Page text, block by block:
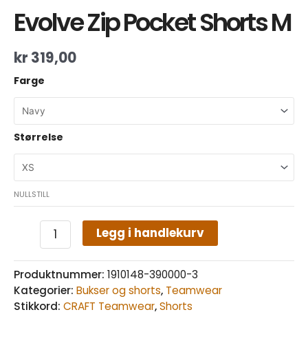
Evolve Zip Pocket Shorts M
kr 319,00
Farge
Størrelse
NULLSTILL
Legg i handlekurv
Produktnummer: 1910148-390000-3
Kategorier: Bukser og shorts, Teamwear
Stikkord: CRAFT Teamwear,Shorts